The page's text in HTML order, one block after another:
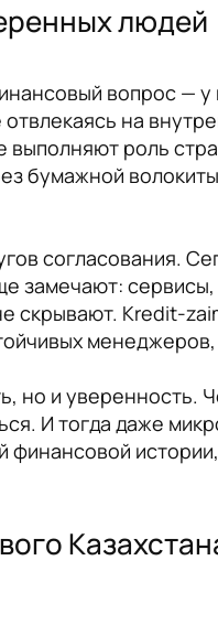
людей
вопрос — у
на
роль
бумажной
согласования.
замечают:
скрывают. Kredit-
но и уверенность.
И тогда даже